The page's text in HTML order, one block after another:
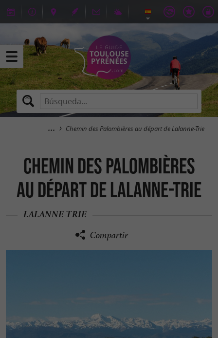
Chemin des Palombières au départ de Lalanne-Trie
Chemin des Palombières
au départ de Lalanne-Trie
LALANNE-TRIE
Compartir